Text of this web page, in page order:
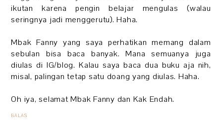
ikutan karena pengin belajar mengulas (walau
seringnya jadi menggerutu). Haha.
Mbak Fanny yang saya perhatikan memang dalam
sebulan bisa baca banyak. Mana semuanya juga
diulas di IG/blog. Kalau saya baca dua buku aja nih,
misal, palingan tetap satu doang yang diulas. Haha.
Oh iya, selamat Mbak Fanny dan Kak Endah.
BALAS